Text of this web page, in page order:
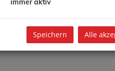
immer aktiv
Speichern Alle